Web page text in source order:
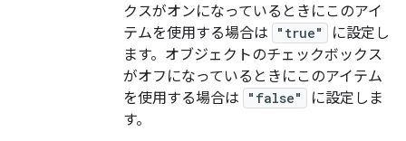
クスがオンになっているときにこのアイ
テムを使用する場合は
"true"
に設定し
ます。オブジェクトのチェックボックス
がオフになっているときにこのアイテム
を使用する場合は
"false"
に設定しま
す。